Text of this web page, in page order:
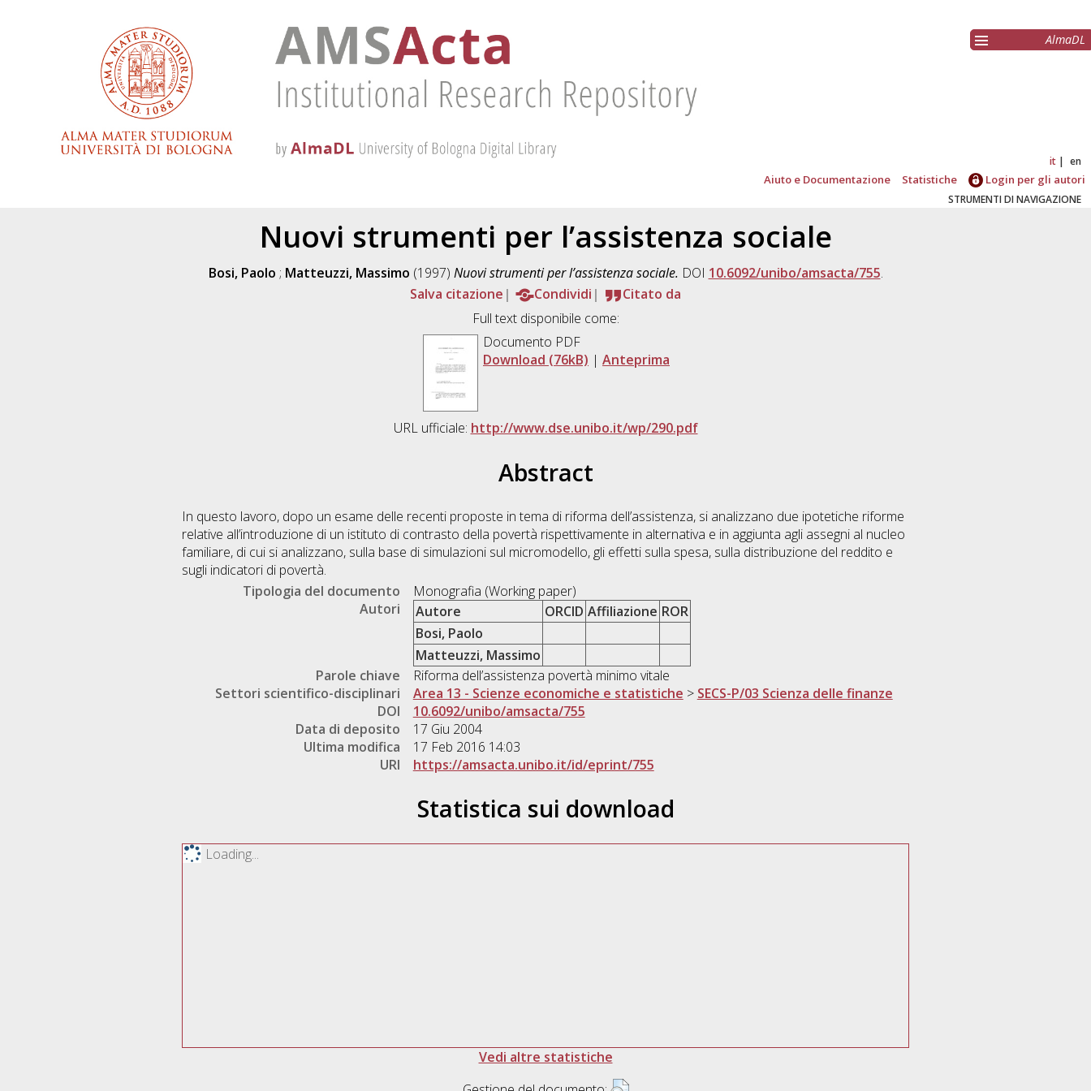
AlmaDL
it en
Aiuto e Documentazione Statistiche Login per gli autori
STRUMENTI DI NAVIGAZIONE
Nuovi strumenti per l’assistenza sociale
Bosi, Paolo ; Matteuzzi, Massimo (1997) Nuovi strumenti per l’assistenza sociale. DOI 10.6092/unibo/amsacta/755.
Salva citazione
Condividi
Citato da
Full text disponibile come:
Documento PDF
Download (76kB) | Anteprima
URL ufficiale: http://www.dse.unibo.it/wp/290.pdf
Abstract
In questo lavoro, dopo un esame delle recenti proposte in tema di riforma dell’assistenza, si analizzano due ipotetiche riforme
relative all’introduzione di un istituto di contrasto della povertà rispettivamente in alternativa e in aggiunta agli assegni al nucleo
familiare, di cui si analizzano, sulla base di simulazioni sul micromodello, gli effetti sulla spesa, sulla distribuzione del reddito e
sugli indicatori di povertà.
Tipologia del documento
Monografia (Working paper)
Autori
Autore ORCID Affiliazione ROR
Bosi, Paolo
Matteuzzi, Massimo
Parole chiave
Riforma dell’assistenza povertà minimo vitale
Settori scientifico-disciplinari
Area 13 - Scienze economiche e statistiche > SECS-P/03 Scienza delle finanze
DOI
10.6092/unibo/amsacta/755
Data di deposito
17 Giu 2004
Ultima modifica
17 Feb 2016 14:03
URI
https://amsacta.unibo.it/id/eprint/755
Statistica sui download
Loading...
Vedi altre statistiche